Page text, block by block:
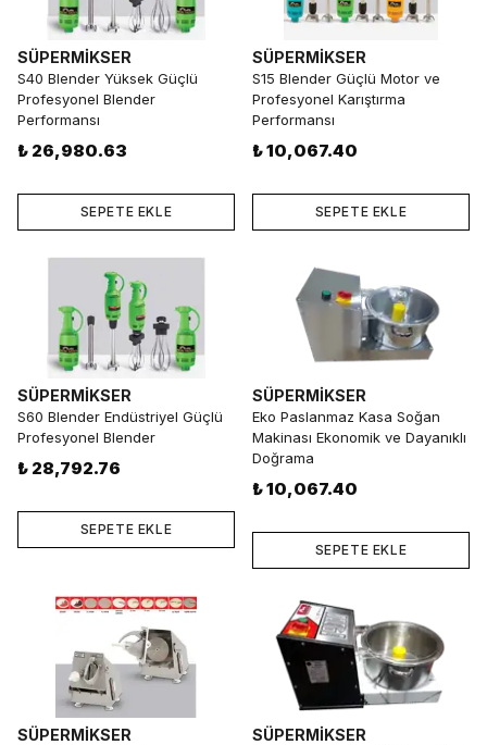
SÜPERMİKSER
S40 Blender Yüksek Güçlü
Profesyonel Blender
Performansı
₺ 26,980.63
SEPETE EKLE
SÜPERMİKSER
S15 Blender Güçlü Motor ve
Profesyonel Karıştırma
Performansı
₺ 10,067.40
SEPETE EKLE
SÜPERMİKSER
S60 Blender Endüstriyel Güçlü
Profesyonel Blender
₺ 28,792.76
SEPETE EKLE
SÜPERMİKSER
Eko Paslanmaz Kasa Soğan
Makinası Ekonomik ve Dayanıklı
Doğrama
₺ 10,067.40
SEPETE EKLE
SÜPERMİKSER SÜPERMİKSER